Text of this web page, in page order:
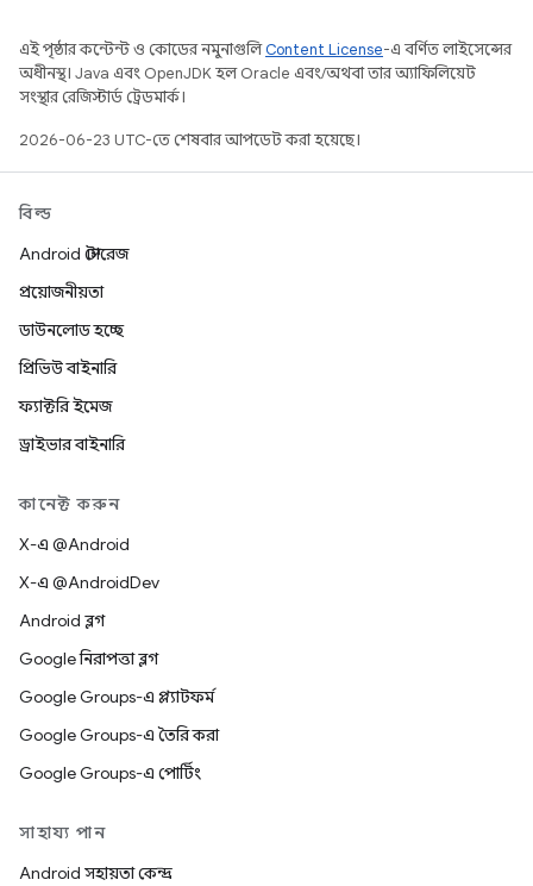
এই পৃষ্ঠার কন্টেন্ট ও কোডের নমুনাগুলিContent License-এ বর্ণিত লাইসেন্সের
অধীনস্থ। Java এবং OpenJDK হল Oracle এবং/অথবা তার অ্যাফিলিয়েট
সংস্থার রেজিস্টার্ড ট্রেডমার্ক।
2026-06-23 UTC-তে শেষবার আপডেট করা হয়েছে।
বিল্ড
Android স্টোরেজ
প্রয়োজনীয়তা
ডাউনলোড হচ্ছে
প্রিভিউ বাইনারি
ফ্যাক্টরি ইমেজ
ড্রাইভার বাইনারি
কানেক্ট করুন
X-এ @Android
X-এ @AndroidDev
Android ব্লগ
Google নিরাপত্তা ব্লগ
Google Groups-এ প্ল্যাটফর্ম
Google Groups-এ তৈরি করা
Google Groups-এ পোর্টিং
সাহায্য পান
Android সহায়তা কেন্দ্র